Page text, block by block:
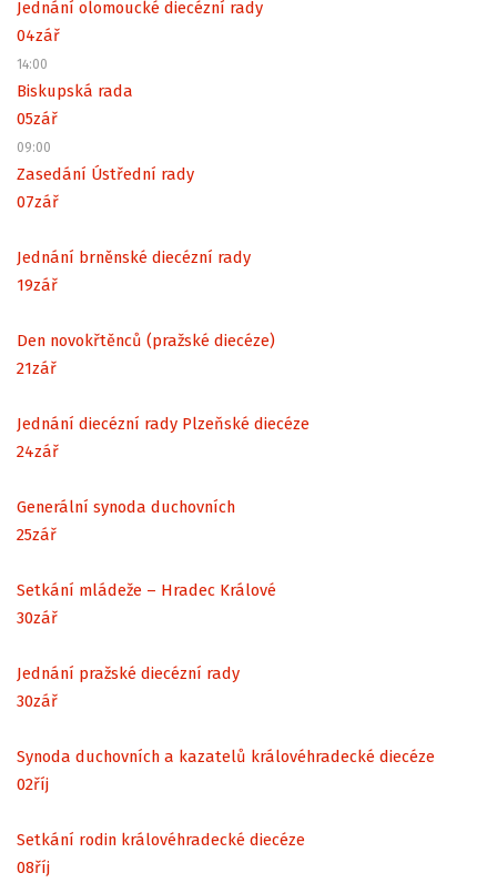
Jednání olomoucké diecézní rady
04zář
14:00
Biskupská rada
05zář
09:00
Zasedání Ústřední rady
07zář
Jednání brněnské diecézní rady
19zář
Den novokřtěnců (pražské diecéze)
21zář
Jednání diecézní rady Plzeňské diecéze
24zář
Generální synoda duchovních
25zář
Setkání mládeže – Hradec Králové
30zář
Jednání pražské diecézní rady
30zář
Synoda duchovních a kazatelů královéhradecké diecéze
02říj
Setkání rodin královéhradecké diecéze
08říj